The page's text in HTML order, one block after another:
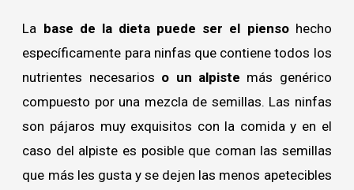
La base de la dieta puede ser el piensohecho
específicamente para ninfas que contiene todos los
nutrientes necesarios o un alpiste más genérico
compuesto por una mezcla de semillas. Las ninfas
son pájaros muy exquisitos con la comida y en el
caso del alpiste es posible que coman las semillas
que más les gusta y se dejen las menos apetecibles